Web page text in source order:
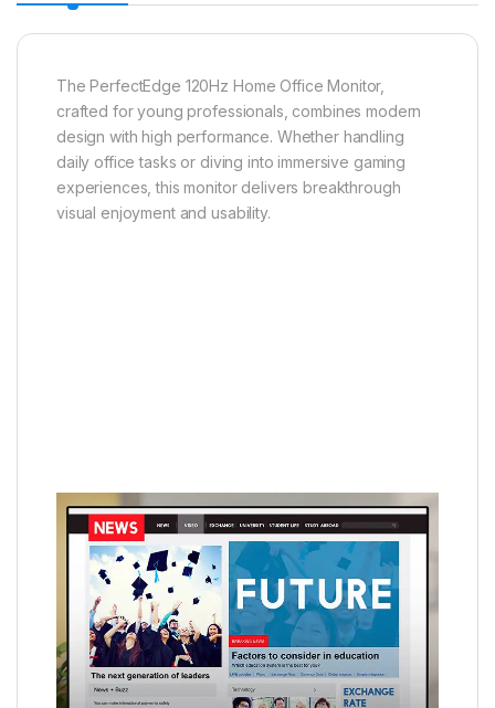
The PerfectEdge 120Hz Home Office Monitor,
crafted for young professionals, combines modern
design with high performance. Whether handling
daily office tasks or diving into immersive gaming
experiences, this monitor delivers breakthrough
visual enjoyment and usability.